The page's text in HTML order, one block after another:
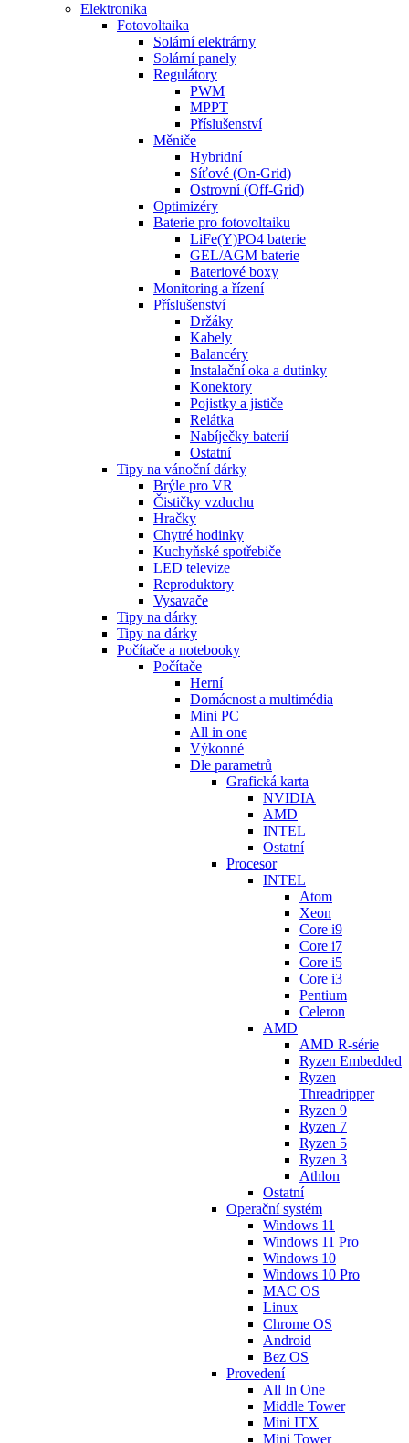
Elektronika
Fotovoltaika
Solární elektrárny
Solární panely
Regulátory
PWM
MPPT
Příslušenství
Měniče
Hybridní
Síťové (On-Grid)
Ostrovní (Off-Grid)
Optimizéry
Baterie pro fotovoltaiku
LiFe(Y)PO4 baterie
GEL/AGM baterie
Bateriové boxy
Monitoring a řízení
Příslušenství
Držáky
Kabely
Balancéry
Instalační oka a dutinky
Konektory
Pojistky a jističe
Relátka
Nabíječky baterií
Ostatní
Tipy na vánoční dárky
Brýle pro VR
Čističky vzduchu
Hračky
Chytré hodinky
Kuchyňské spotřebiče
LED televize
Reproduktory
Vysavače
Tipy na dárky
Tipy na dárky
Počítače a notebooky
Počítače
Herní
Domácnost a multimédia
Mini PC
All in one
Výkonné
Dle parametrů
Grafická karta
NVIDIA
AMD
INTEL
Ostatní
Procesor
INTEL
Atom
Xeon
Core i9
Core i7
Core i5
Core i3
Pentium
Celeron
AMD
AMD R-série
Ryzen Embedded
Ryzen
Threadripper
Ryzen 9
Ryzen 7
Ryzen 5
Ryzen 3
Athlon
Ostatní
Operační systém
Windows 11
Windows 11 Pro
Windows 10
Windows 10 Pro
MAC OS
Linux
Chrome OS
Android
Bez OS
Provedení
All In One
Middle Tower
Mini ITX
Mini Tower